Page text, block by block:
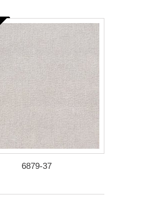
6879-37